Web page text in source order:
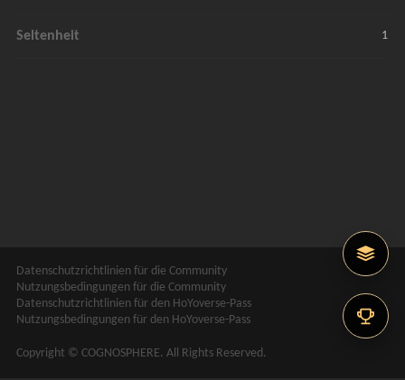
Seltenheit 1
Datenschutzrichtlinien für die Community
Nutzungsbedingungen für die Community
Datenschutzrichtlinien für den HoYoverse-Pass
Nutzungsbedingungen für den HoYoverse-Pass
Copyright © COGNOSPHERE. All Rights Reserved.